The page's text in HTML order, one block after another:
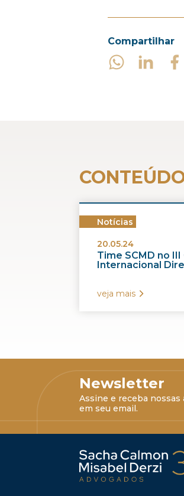
Compartilhar
Notícias
20.05.24
Time SCMD no
Internacional
veja mais
Newsletter
Assine e receba
em seu email.